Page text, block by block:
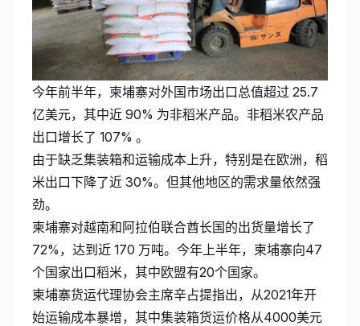
今年前半年，柬埔寨对外国市场出口总值超过 25.7
亿美元，其中近 90% 为非稻米产品。非稻米农产品
出口增长了 107% 。
由于缺乏集装箱和运输成本上升，特别是在欧洲，稻
米出口下降了近 30%。但其他地区的需求量依然强
劲。
柬埔寨对越南和阿拉伯联合酋长国的出货量增长了
72%，达到近 170 万吨。今年上半年，柬埔寨向47
个国家出口稻米，其中欧盟有20个国家。
柬埔寨货运代理协会主席辛占提指出，从2021年开
始运输成本暴增，其中集装箱货运价格从4000美元